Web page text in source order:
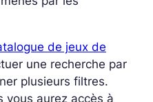
de jeux de
une recherche par
plusieurs filtres.
vous aurez accès à